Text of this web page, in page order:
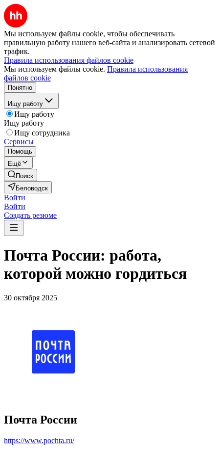
Мы используем файлы cookie, чтобы обеспечивать
правильную работу нашего веб-сайта и анализировать сетевой
трафик.
Правила использования файлов cookie
Мы используем файлы cookie. Правила использования
файлов cookie
Понятно
Ищу работу
Ищу работу
Ищу работу
Ищу сотрудника
Сервисы
Помощь
Ещё
Поиск
Беловодск
Войти
Войти
Создать резюме
Почта России: работа,
которой можно гордиться
30 октября 2025
Почта России
https://www.pochta.ru/